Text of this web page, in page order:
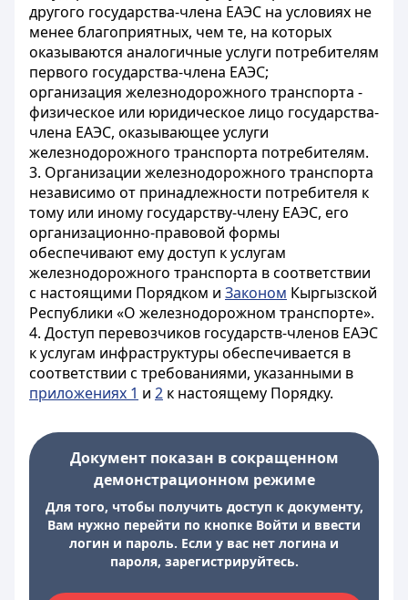
другого государства-члена ЕАЭС на условиях не
менее благоприятных, чем те, на которых
оказываются аналогичные услуги потребителям
первого государства-члена ЕАЭС;
организация железнодорожного транспорта -
физическое или юридическое лицо государства-
члена ЕАЭС, оказывающее услуги
железнодорожного транспорта потребителям.
3. Организации железнодорожного транспорта
независимо от принадлежности потребителя к
тому или иному государству-члену ЕАЭС, его
организационно-правовой формы
обеспечивают ему доступ к услугам
железнодорожного транспорта в соответствии
с настоящими Порядком и Законом Кыргызской
Республики «О железнодорожном транспорте».
4. Доступ перевозчиков государств-членов ЕАЭС
к услугам инфраструктуры обеспечивается в
соответствии с требованиями, указанными в
приложениях 1 и 2 к настоящему Порядку.
Документ показан в сокращенном
демонстрационном режиме
Для того, чтобы получить доступ к документу,
Вам нужно перейти по кнопке Войти и ввести
логин и пароль. Если у вас нет логина и
пароля, зарегистрируйтесь.